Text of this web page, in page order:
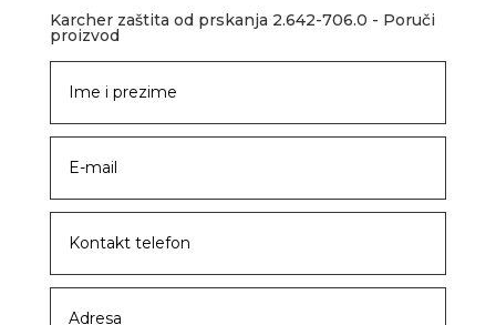
Karcher zaštita od prskanja 2.642-706.0 - Poruči
proizvod